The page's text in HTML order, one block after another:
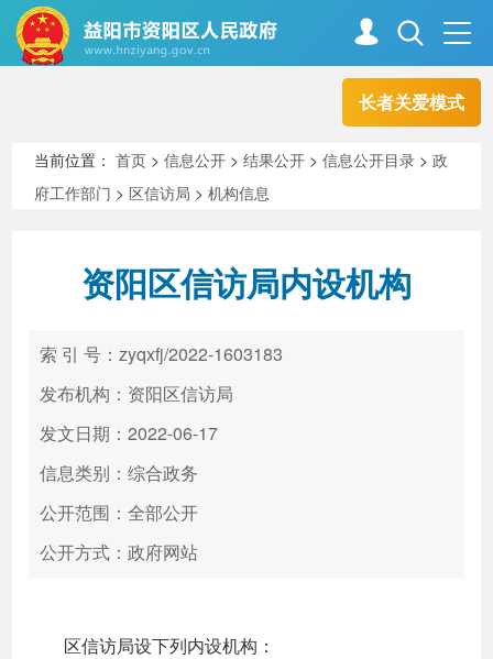
长者关爱模式
走进资阳
新闻中心 解读回应
政务服务
高效办成一件事
当前位置：首页 >信息公开 >结果公开 >信息公开目录 >政
府工作部门 > 区信访局 >机构信息
资阳区信访局内设机构
索 引 号：zyqxfj/2022-1603183
发布机构：资阳区信访局
发文日期：2022-06-17
信息类别：综合政务
公开范围：全部公开
公开方式：政府网站
区信访局设下列内设机构：